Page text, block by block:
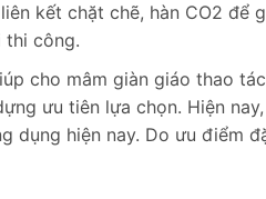
kết chặt chẽ, hàn CO2
thi công.
cho mâm giàn giáo thao
ưu tiên lựa chọn. Hiện
dụng hiện nay. Do ưu điểm